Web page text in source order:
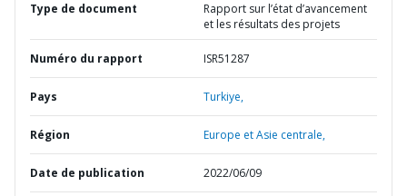
Type de document
Rapport sur l’état d’avancement
et les résultats des projets
Numéro du rapport ISR51287
Pays Turkiye,
Région Europe et Asie centrale,
Date de publication 2022/06/09